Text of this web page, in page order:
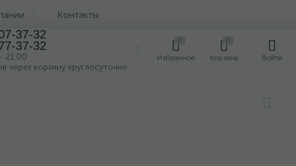
Контакты
37-32
37-32
21:00
через корзину круглосуточно
0
Избранное
0
Корзина Войти